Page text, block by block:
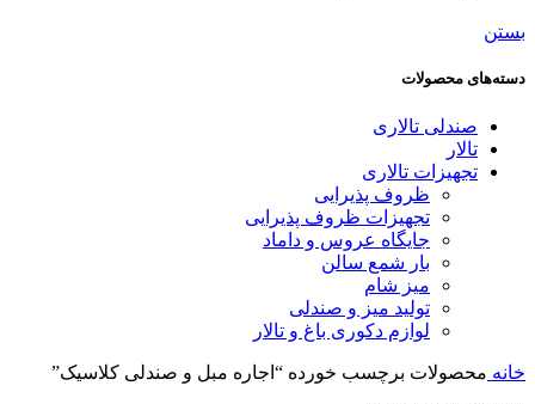
بستن
دسته‌های محصولات
صندلی تالاری
تالار
تجهیزات تالاری
ظروف پذیرایی
تجهیزات ظروف پذیرایی
جایگاه عروس و داماد
بار شمع سالن
میز شام
تولید میز و صندلی
لوازم دکوری باغ و تالار
خانه محصولات برچسب خورده “اجاره مبل و صندلی کلاسیک”